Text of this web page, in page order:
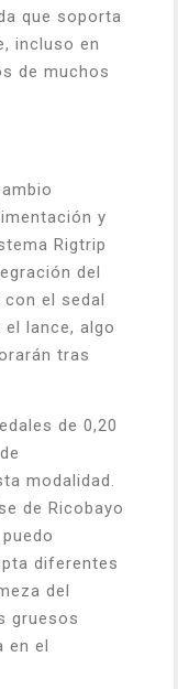
que soporta
incluso en
de muchos
y
Rigtrip
del
el sedal
lance, algo
tras
de 0,20
modalidad.
de Ricobayo
diferentes
del
gruesos
en el